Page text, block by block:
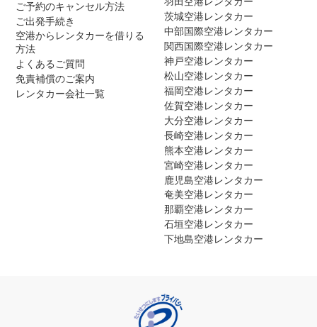
ご予約のキャンセル方法
ご出発手続き
空港からレンタカーを借りる
方法
よくあるご質問
免責補償のご案内
レンタカー会社一覧
茨城空港レンタカー
中部国際空港レンタカー
関西国際空港レンタカー
神戸空港レンタカー
松山空港レンタカー
福岡空港レンタカー
佐賀空港レンタカー
大分空港レンタカー
長崎空港レンタカー
熊本空港レンタカー
宮崎空港レンタカー
鹿児島空港レンタカー
奄美空港レンタカー
那覇空港レンタカー
石垣空港レンタカー
下地島空港レンタカー